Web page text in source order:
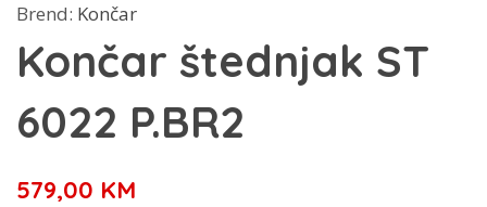
Brend: Končar
Končar štednjak ST
6022 P.BR2
579,00 KM